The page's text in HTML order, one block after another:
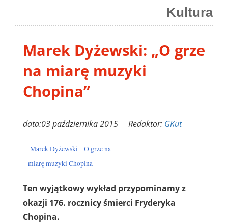
Kultura
Marek Dyżewski: „O grze
na miarę muzyki
Chopina”
data:03 października 2015 Redaktor: GKut
Marek Dyżewski
O grze na
miarę muzyki Chopina
Ten wyjątkowy wykład przypominamy z
okazji 176. rocznicy śmierci Fryderyka
Chopina.